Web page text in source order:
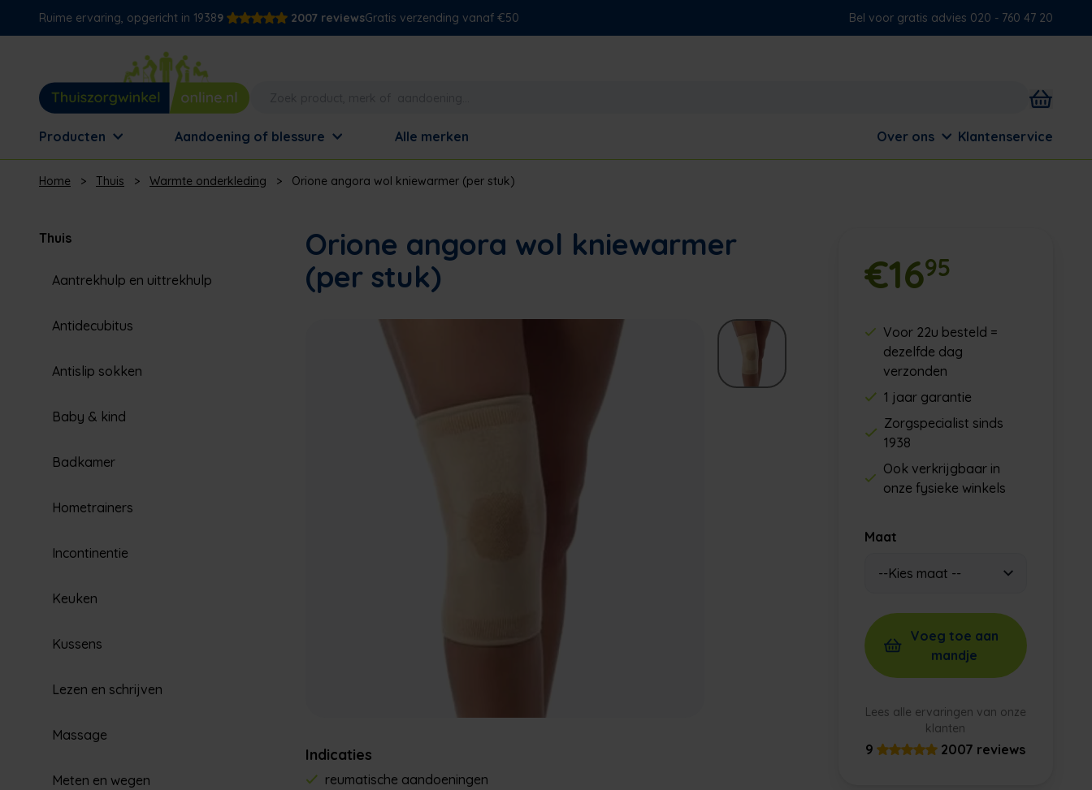
Ruime ervaring, opgericht in 19389 2007 reviewsGratis verzending vanaf €50 Bel voor gratis advies 020 - 760 47 20
Producten Aandoening of blessure Alle merken Over ons Klantenservice
Home > Thuis > Warmte onderkleding > Orione angora wol kniewarmer (per stuk)
Thuis
Aantrekhulp en uittrekhulp
Antidecubitus
Antislip sokken
Baby & kind
Badkamer
Hometrainers
Incontinentie
Keuken
Kussens
Lezen en schrijven
Massage
Meten en wegen
Orione angora wol kniewarmer
(per stuk)
Indicaties
reumatische aandoeningen
€1695
Voor 22u besteld =
dezelfde dag
verzonden
1 jaar garantie
Zorgspecialist sinds
1938
Ook verkrijgbaar in
onze fysieke winkels
Maat
Voeg toe aan
mandje
Lees alle ervaringen van onze
klanten
9 2007 reviews